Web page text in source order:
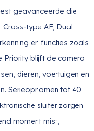
geavanceerde die
type AF, Dual
en functies zoals
Priority blijft de camera
dieren, voertuigen en
Serieopnamen tot 40
sluiter zorgen
moment mist,